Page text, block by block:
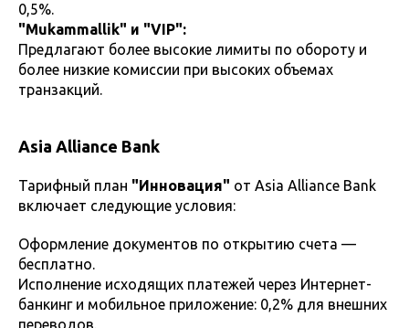
0,5%.
"Mukammallik" и "VIP":
Предлагают более высокие лимиты по обороту и
более низкие комиссии при высоких объемах
транзакций.
Asia Alliance Bank
Тарифный план "Инновация" от Asia Alliance Bank
включает следующие условия:
Оформление документов по открытию счета —
бесплатно.
Исполнение исходящих платежей через Интернет-
банкинг и мобильное приложение: 0,2% для внешних
переводов.